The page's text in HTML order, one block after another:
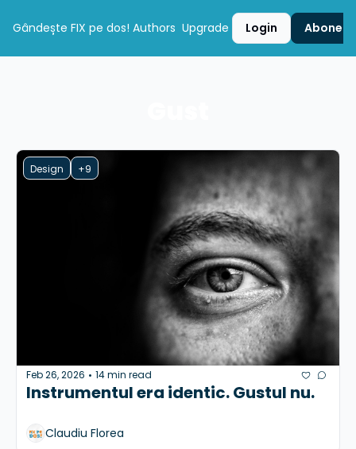
Gândește FIX pe dos! Authors Upgrade Login
Design +9
Feb 26, 2026 • 14 min read
Instrumentul era identic. Gustul nu.
Claudiu Florea